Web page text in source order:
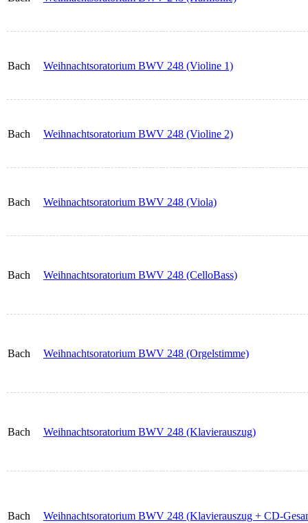
Bach Weihnachtsoratorium BWV 248 (Violine 1)
Bach Weihnachtsoratorium BWV 248 (Violine 2)
Bach Weihnachtsoratorium BWV 248 (Viola)
Bach Weihnachtsoratorium BWV 248 (CelloBass)
Bach Weihnachtsoratorium BWV 248 (Orgelstimme)
Bach Weihnachtsoratorium BWV 248 (Klavierauszug)
Bach Weihnachtsoratorium BWV 248 (Klavierauszug + CD-